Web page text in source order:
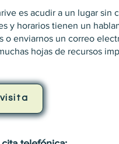
es acudir a un lugar
y horarios tienen un
o enviarnos un correo
hojas de recursos